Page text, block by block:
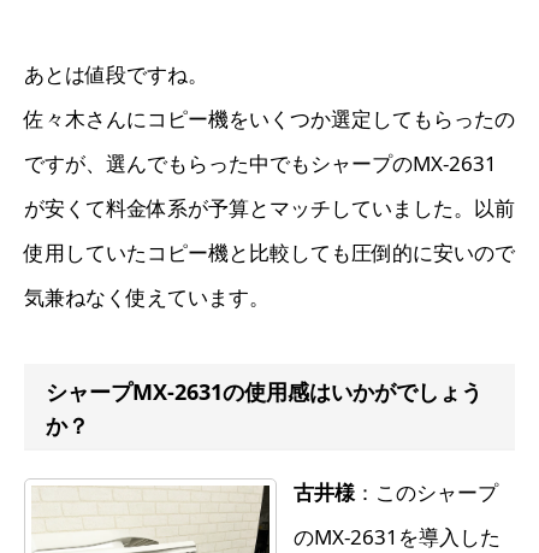
あとは値段ですね。
佐々木さんにコピー機をいくつか選定してもらったの
ですが、選んでもらった中でもシャープのMX-2631
が安くて料金体系が予算とマッチしていました。以前
使用していたコピー機と比較しても圧倒的に安いので
気兼ねなく使えています。
シャープMX-2631の使用感はいかがでしょう
か？
古井様：このシャープ
のMX-2631を導入した